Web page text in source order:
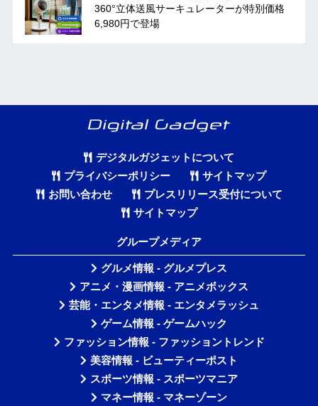
360°立体送風サーキュレーターが特別価格
6,980円で登場
デジタルガジェットについて
プライバシーポリシー
サイトマップ
お問い合わせ
プレスリリース受付について
サイトマップ
グループメディア
グルメ情報 - グルメプレス
アニメ・漫画情報 - アニメボックス
芸能・エンタメ情報 - エンタメラッシュ
ゲーム情報 - ゲームハック
ファッション情報 - ファッショントレンド
美容情報 - ビューティーポスト
スポーツ情報 - スポーツマニア
マネー情報 - マネーゾーン